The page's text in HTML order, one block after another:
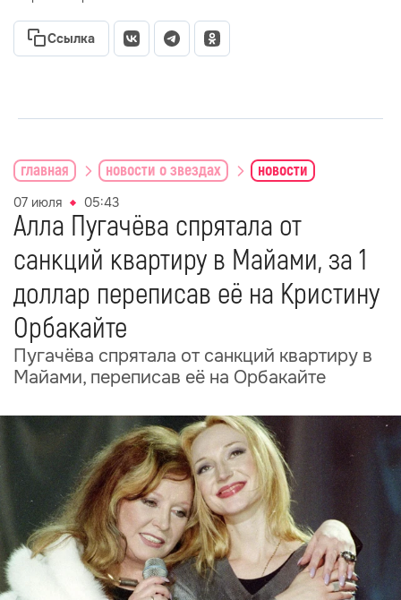
Ссылка
главная новости о звездах новости
07 июля 05:43
Алла Пугачёва спрятала от
санкций квартиру в Майами, за 1
доллар переписав её на Кристину
Орбакайте
Пугачёва спрятала от санкций квартиру в
Майами, переписав её на Орбакайте